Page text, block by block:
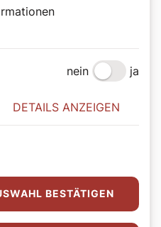
anerkannte christliche
Kirche. Die darf
Was sie und auch
nicht dürfen, ist zu
uns fast unmöglich,
das ein Hinweis auf
Tätigkeit sein würde.
für
nein ja
DETAILS ANZEIGEN
BESTÄTIGEN